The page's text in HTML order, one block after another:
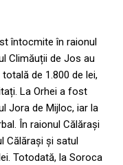
întocmite în raionul
Climăuții de Jos au
de 1.800 de lei,
La Orhei a fost
Jora de Mijloc, iar la
În raionul Călărași
Călărași și satul
Totodată, la Soroca